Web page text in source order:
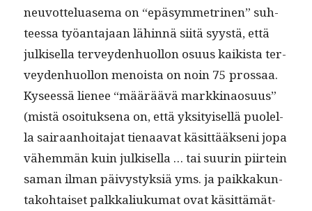
neu­vot­telu­ase­ma on “epäsym­metri­nen” suh­
teessa työan­ta­jaan lähin­nä siitä syys­tä, että
julkisel­la ter­vey­den­huol­lon osu­us kaik­ista ter­
vey­den­huol­lon menoista on noin 75 prossaa.
Kyseessä lie­nee “määräävä markki­nao­su­us”
(mis­tä osoituk­se­na on, että yksi­tyisel­lä puolel­
la sairaan­hoita­jat tien­aa­vat käsit­tääk­seni jopa
vähem­män kuin julkisel­la … tai suurin piirtein
saman ilman päivystyk­siä yms. ja paikkakun­
tako­htaiset palkkaliuku­mat ovat käsit­tämät­